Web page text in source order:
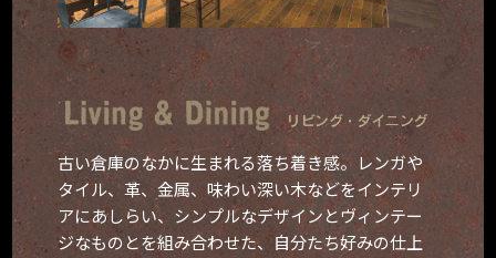
古い倉庫のなかに生まれる落ち着き感。 レンガや
タイル、革、金属、味わい深い木などをインテリ
アにあしらい、 シンプルなデザインとヴィンテー
ジなものとを組み合わせた、自分たち好みの仕上